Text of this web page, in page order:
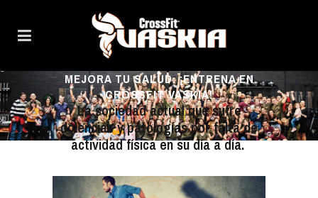
MEJORA TU SALUD. ¡ENTRENA EN
CROSSFIT VASKIA!
La sociedad actual que sufre
dolencias y patologías por falta de
actividad física en su día a día.